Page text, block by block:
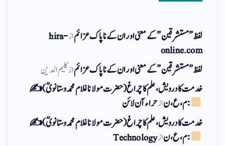
لفظ ” مستشرقین ” کے معنی اور ان کے نا پاک عزائمازhira-
online.com
لفظ ” مستشرقین ” کے معنی اور ان کے نا پاک عزائمازکلیم الدین
خدمت کا درویش، علم کا چراغ(حضرت مولانا غلام محمد وستانویؒ)✍
: م ، ع ، نازحراء آن لائن
خدمت کا درویش، علم کا چراغ(حضرت مولانا غلام محمد وستانویؒ)✍
: م ، ع ، نازTechnology